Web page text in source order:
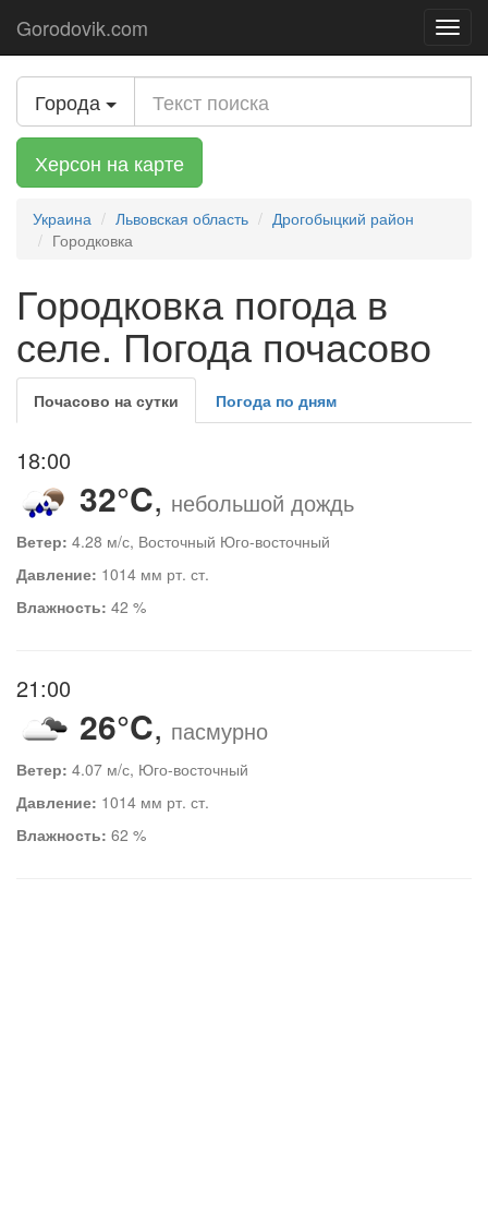
Gorodovik.com
Города
Херсон на карте
Украина Львовская область
Дрогобыцкий район
Городковка
Городковка погода в
селе. Погода почасово
Почасово на сутки Погода по дням
18:00
32°C, небольшой дождь
Ветер: 4.28 м/с, Восточный Юго-восточный
Давление: 1014 мм рт. ст.
Влажность: 42 %
21:00
26°C, пасмурно
Ветер: 4.07 м/с, Юго-восточный
Давление: 1014 мм рт. ст.
Влажность: 62 %